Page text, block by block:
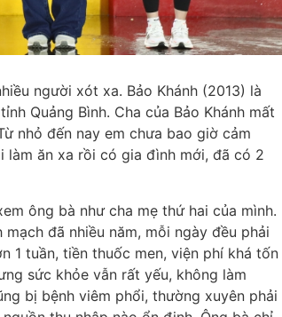
người xót xa. Bảo Khánh (2013) là
Quảng Bình. Cha của Bảo Khánh mất
nhỏ đến nay em chưa bao giờ cảm
làm ăn xa rồi có gia đình mới, đã có 2
ông bà như cha mẹ thứ hai của mình.
đã nhiều năm, mỗi ngày đều phải
1 tuần, tiền thuốc men, viện phí khá tốn
sức khỏe vẫn rất yếu, không làm
bị bệnh viêm phổi, thường xuyên phải